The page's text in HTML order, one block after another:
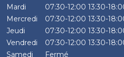
Mardi
07:30-12:00 13:30-
Mercredi
07:30-12:00 13:30-
Jeudi
07:30-12:00 13:30-
Vendredi
07:30-12:00 13:30-
Samedi
Fermé